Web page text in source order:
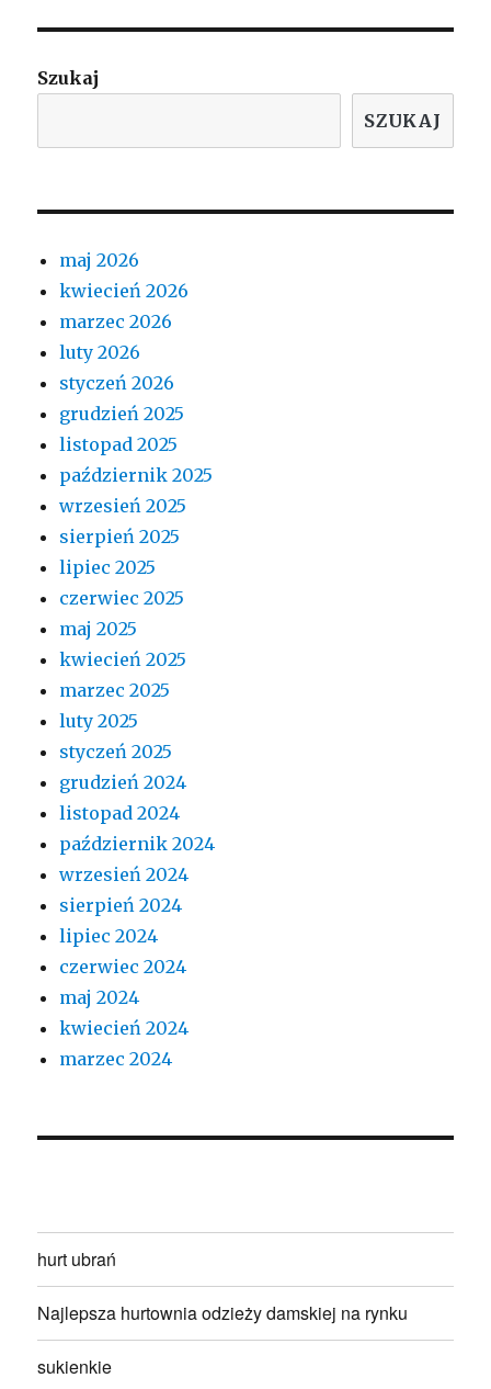
Szukaj
SZUKAJ
maj 2026
kwiecień 2026
marzec 2026
luty 2026
styczeń 2026
grudzień 2025
listopad 2025
październik 2025
wrzesień 2025
sierpień 2025
lipiec 2025
czerwiec 2025
maj 2025
kwiecień 2025
marzec 2025
luty 2025
styczeń 2025
grudzień 2024
listopad 2024
październik 2024
wrzesień 2024
sierpień 2024
lipiec 2024
czerwiec 2024
maj 2024
kwiecień 2024
marzec 2024
hurt ubrań
Najlepsza hurtownia odzieży damskiej na rynku
sukienkie